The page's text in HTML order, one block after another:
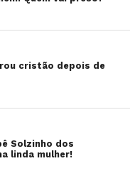
cristão depois de
Solzinho dos
linda mulher!